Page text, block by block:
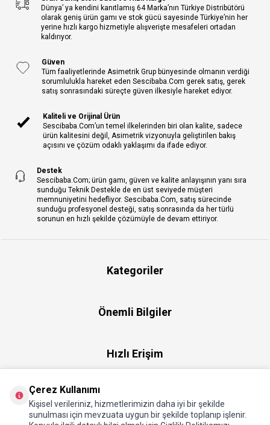
Dünya’ ya kendini kanıtlamış 64 Marka’nın Türkiye Distribütörü
olarak geniş ürün gamı ve stok gücü sayesinde Türkiye’nin her
yerine hızlı kargo hizmetiyle alışverişte mesafeleri ortadan
kaldırıyor.
Güven
Tüm faaliyetlerinde Asimetrik Grup bünyesinde olmanın verdiği
sorumlulukla hareket eden Sescibaba.Com gerek satış, gerek
satış sonrasındaki süreçte güven ilkesiyle hareket ediyor.
Kaliteli ve Orijinal Ürün
Sescibaba.Com’un temel ilkelerinden biri olan kalite, sadece
ürün kalitesini değil, Asimetrik vizyonuyla geliştirilen bakış
açısını ve çözüm odaklı yaklaşımı da ifade ediyor.
Destek
Sescibaba.Com; ürün gamı, güven ve kalite anlayışının yanı sıra
sunduğu Teknik Destekle de en üst seviyede müşteri
memnuniyetini hedefliyor. Sescibaba.Com, satış sürecinde
sunduğu profesyonel desteği, satış sonrasında da her türlü
sorunun en hızlı şekilde çözümüyle de devam ettiriyor.
Kategoriler
Önemli Bilgiler
Hızlı Erişim
Çerez Kullanımı
Kişisel verileriniz, hizmetlerimizin daha iyi bir şekilde
sunulması için mevzuata uygun bir şekilde toplanıp işlenir.